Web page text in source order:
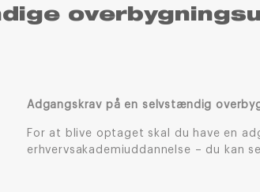
Adgangskrav på en selvstændig
For at blive optaget skal du have en
erhvervsakademiuddannelse – du kan